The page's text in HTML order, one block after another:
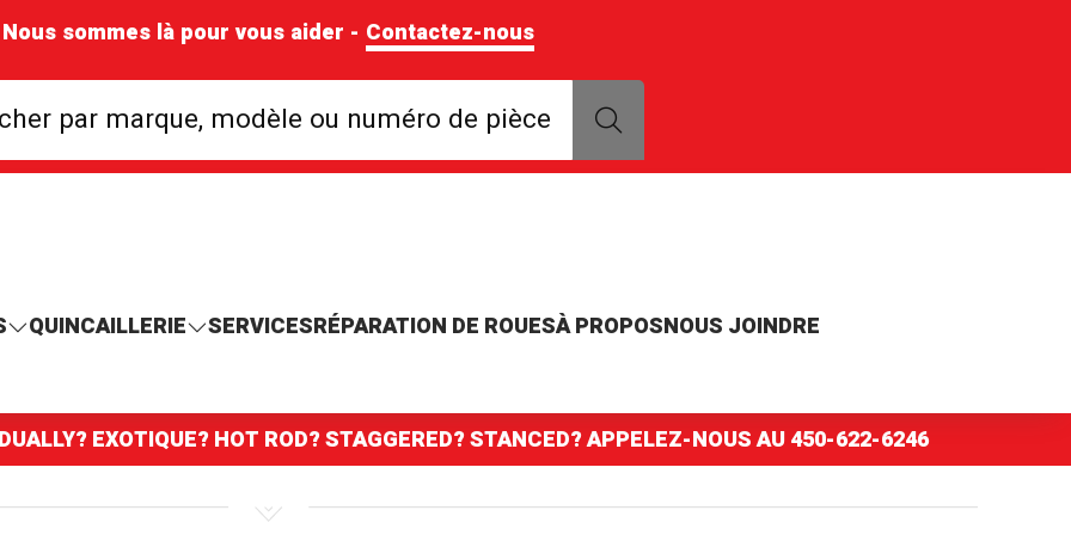
Nous sommes là pour vous aider - Contactez-nous
par marque, modèle ou numéro de pièce
Rechercher par marque, modèle ou numéro de pièce
QUINCAILLERIE SERVICESRÉPARATION DE ROUESÀ PROPOSNOUS JOINDRE
EXOTIQUE? HOT ROD? STAGGERED? STANCED? APPELEZ-NOUS AU450-622-6246